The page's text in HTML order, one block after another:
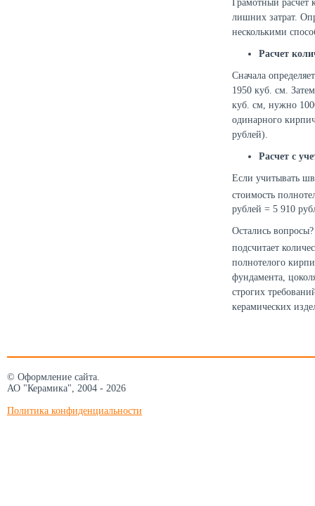
Грамотный расчет
лишних затрат.
несколькими
Расчет
Сначала
1950 куб. см.
куб. см, нужно
одинарного
рублей).
Расчет с
Если учитывать
стоимость
рублей = 5 910
Остались
подсчитает
полнотелого
фундамента,
строгих
керамических
© Оформление сайта.
АО "Керамика", 2004 - 2026
Политика конфиденциальности